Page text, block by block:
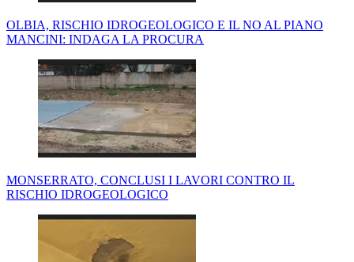
OLBIA, RISCHIO IDROGEOLOGICO E IL NO AL PIANO
MANCINI: INDAGA LA PROCURA
MONSERRATO, CONCLUSI I LAVORI CONTRO IL
RISCHIO IDROGEOLOGICO